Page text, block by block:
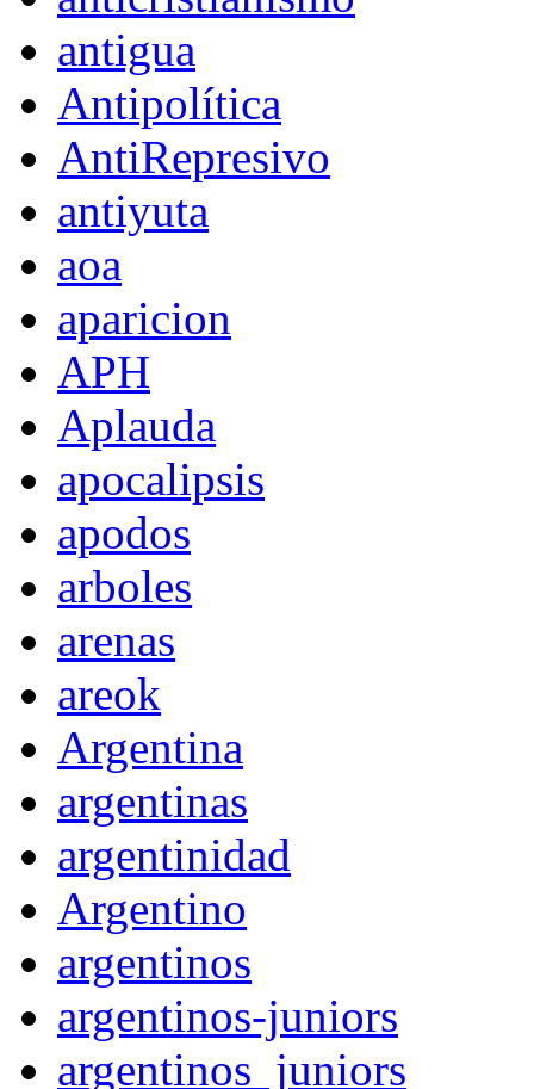
antigua
Antipolítica
AntiRepresivo
antiyuta
aoa
aparicion
APH
Aplauda
apocalipsis
apodos
arboles
arenas
areok
Argentina
argentinas
argentinidad
Argentino
argentinos
argentinos-juniors
argentinos_juniors